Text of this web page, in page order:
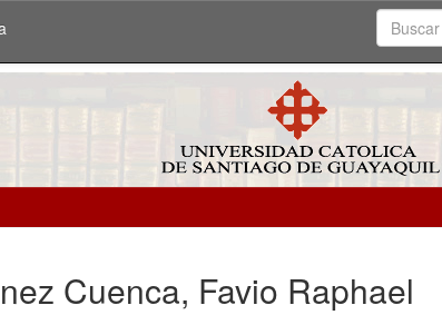
Cuenca, Favio Raphael